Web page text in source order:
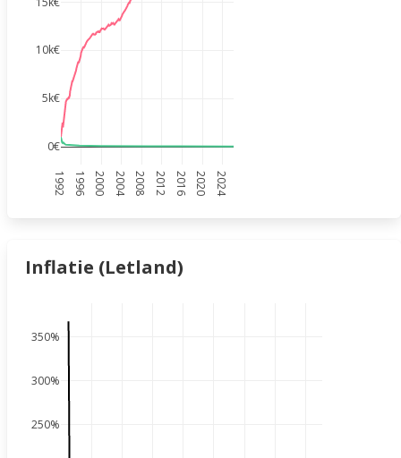
1992 1996 2000 2004 2008 2012 2016 2020 2024
0€
5k€
10k€
Inflatie (Letland)
250%
300%
350%